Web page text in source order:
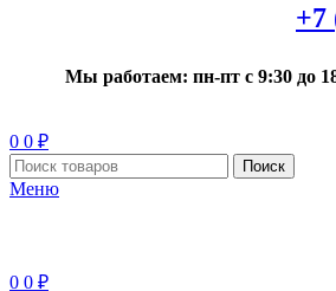
+7
Мы работаем: пн-пт с 9:30 до
0 0 ₽
Поиск
Меню
0 0 ₽